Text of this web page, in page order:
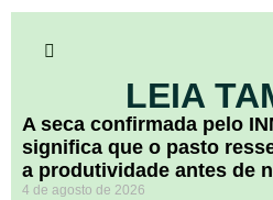
LEIA
A seca confirmada pelo
significa que o pasto
a produtividade antes de
4 de agosto de 2026